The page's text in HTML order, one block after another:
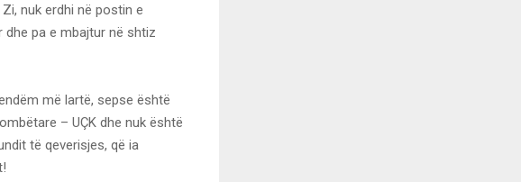
nuk erdhi në postin e
dhe pa e mbajtur në shtiz
më lartë, sepse është
– UÇK dhe nuk është
të qeverisjes, që ia